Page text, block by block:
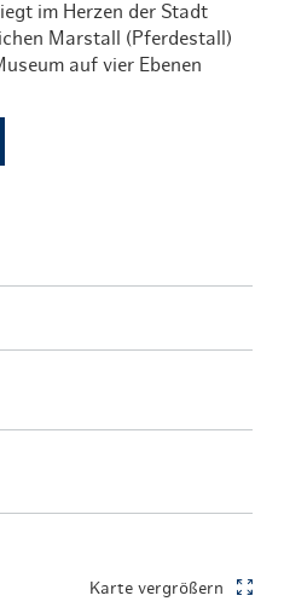
im Herzen der Stadt
Marstall (Pferdestall)
auf vier Ebenen
Karte vergrößern